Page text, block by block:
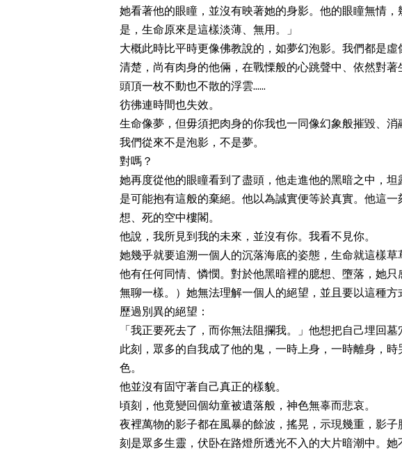
她看著他的眼瞳，並沒有映著她的身影。他的眼瞳無情
是，生命原來是這樣淡薄、無用。」
大概此時比平時更像佛教說的，如夢幻泡影。我們都是
清楚，尚有肉身的他倆，在戰慄般的心跳聲中、依然對
頭頂一枚不動也不散的浮雲......
彷彿連時間也失效。
生命像夢，但毋須把肉身的你我也一同像幻象般摧毀、消
我們從來不是泡影，不是夢。
對嗎？
她再度從他的眼瞳看到了盡頭，他走進他的黑暗之中，
是可能抱有這般的棄絕。他以為誠實便等於真實。他這
想、死的空中樓閣。
他說，我所見到我的未來，並沒有你。我看不見你。
她幾乎就要追溯一個人的沉落海底的姿態，生命就這樣
他有任何同情、憐憫。對於他黑暗裡的臆想、墮落，她
無聊一樣。）她無法理解一個人的絕望，並且要以這種
歷過別異的絕望：
「我正要死去了，而你無法阻攔我。」他想把自己埋回墓
此刻，眾多的自我成了他的鬼，一時上身，一時離身，
色。
他並沒有固守著自己真正的樣貌。
頃刻，他竟變回個幼童被遺落般，神色無辜而悲哀。
夜裡萬物的影子都在風暴的餘波，搖晃，示現幾重，影
刻是眾多生靈，伏卧在路燈所透光不入的大片暗潮中。